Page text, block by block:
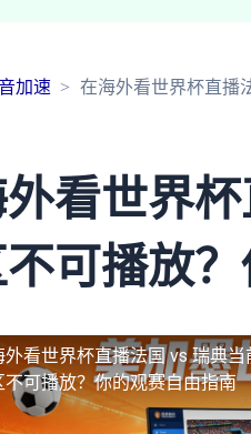
加速 在海外看世界杯直播
看世界
可播放
外看世界杯直播法国 vs 瑞典
不可播放？你的观赛自由指南